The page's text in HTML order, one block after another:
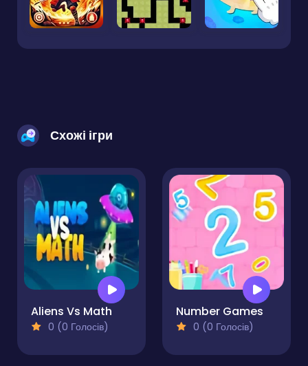
Схожі ігри
Aliens Vs Math
0 (0 Голосів)
Number Games
0 (0 Голосів)